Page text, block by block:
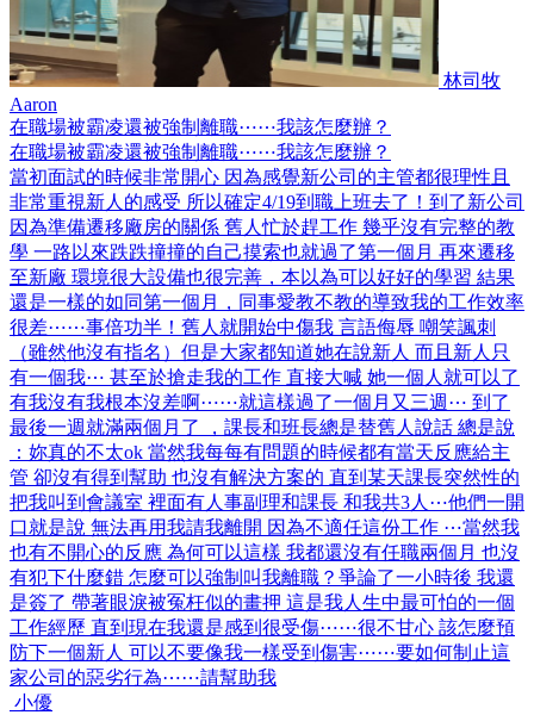
林司牧
Aaron
在職場被霸凌還被強制離職⋯⋯我該怎麼辦？
在職場被霸凌還被強制離職⋯⋯我該怎麼辦？
當初面試的時候非常開心 因為感覺新公司的主管都很理性且
非常重視新人的感受 所以確定4/19到職上班去了！到了新公司
因為準備遷移廠房的關係 舊人忙於趕工作 幾乎沒有完整的教
學 一路以來跌跌撞撞的自己摸索也就過了第一個月 再來遷移
至新廠 環境很大設備也很完善，本以為可以好好的學習 結果
還是一樣的如同第一個月，同事愛教不教的導致我的工作效率
很差⋯⋯事倍功半！舊人就開始中傷我 言語侮辱 嘲笑諷刺
（雖然他沒有指名）但是大家都知道她在說新人 而且新人只
有一個我⋯ 甚至於搶走我的工作 直接大喊 她一個人就可以了
有我沒有我根本沒差啊⋯⋯就這樣過了一個月又三週⋯ 到了
最後一週就滿兩個月了 ，課長和班長總是替舊人說話 總是說
：妳真的不太ok 當然我每每有問題的時候都有當天反應給主
管 卻沒有得到幫助 也沒有解決方案的 直到某天課長突然性的
把我叫到會議室 裡面有人事副理和課長 和我共3人⋯他們一開
口就是說 無法再用我請我離開 因為不適任這份工作 ⋯當然我
也有不開心的反應 為何可以這樣 我都還沒有任職兩個月 也沒
有犯下什麼錯 怎麼可以強制叫我離職？爭論了一小時後 我還
是簽了 帶著眼淚被冤枉似的畫押 這是我人生中最可怕的一個
工作經歷 直到現在我還是感到很受傷⋯⋯很不甘心 該怎麼預
防下一個新人 可以不要像我一樣受到傷害⋯⋯要如何制止這
家公司的惡劣行為⋯⋯請幫助我
小優